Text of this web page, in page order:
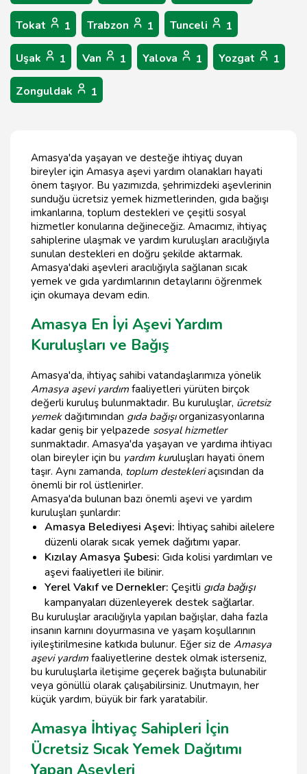
Tokat 1 Trabzon 1 Tunceli 1
Uşak 1 Van 1 Yalova 1 Yozgat 1
Zonguldak 1
Amasya'da yaşayan ve desteğe ihtiyaç duyan
bireyler için Amasya aşevi yardım olanakları hayati
önem taşıyor. Bu yazımızda, şehrimizdeki aşevlerinin
sunduğu ücretsiz yemek hizmetlerinden, gıda bağışı
imkanlarına, toplum destekleri ve çeşitli sosyal
hizmetler konularına değineceğiz. Amacımız, ihtiyaç
sahiplerine ulaşmak ve yardım kuruluşları aracılığıyla
sunulan destekleri en doğru şekilde aktarmak.
Amasya'daki aşevleri aracılığıyla sağlanan sıcak
yemek ve gıda yardımlarının detaylarını öğrenmek
için okumaya devam edin.
Amasya En İyi Aşevi Yardım
Kuruluşları ve Bağış
Amasya'da, ihtiyaç sahibi vatandaşlarımıza yönelik
Amasya aşevi yardım faaliyetleri yürüten birçok
değerli kuruluş bulunmaktadır. Bu kuruluşlar, ücretsiz
yemekdağıtımından gıda bağışıorganizasyonlarına
kadar geniş bir yelpazede sosyal hizmetler
sunmaktadır. Amasya'da yaşayan ve yardıma ihtiyacı
olan bireyler için bu yardım kuruluşları hayati önem
taşır. Aynı zamanda, toplum destekleriaçısından da
önemli bir rol üstlenirler.
Amasya'da bulunan bazı önemli aşevi ve yardım
kuruluşları şunlardır:
Amasya Belediyesi Aşevi: İhtiyaç sahibi ailelere
düzenli olarak sıcak yemek dağıtımı yapar.
Kızılay Amasya Şubesi: Gıda kolisi yardımları ve
aşevi faaliyetleri ile bilinir.
Yerel Vakıf ve Dernekler: Çeşitli gıda bağışı
kampanyaları düzenleyerek destek sağlarlar.
Bu kuruluşlar aracılığıyla yapılan bağışlar, daha fazla
insanın karnını doyurmasına ve yaşam koşullarının
iyileştirilmesine katkıda bulunur. Eğer siz de Amasya
aşevi yardım faaliyetlerine destek olmak isterseniz,
bu kuruluşlarla iletişime geçerek bağışta bulunabilir
veya gönüllü olarak çalışabilirsiniz. Unutmayın, her
küçük yardım, büyük bir fark yaratabilir.
Amasya İhtiyaç Sahipleri İçin
Ücretsiz Sıcak Yemek Dağıtımı
Yapan Aşevleri